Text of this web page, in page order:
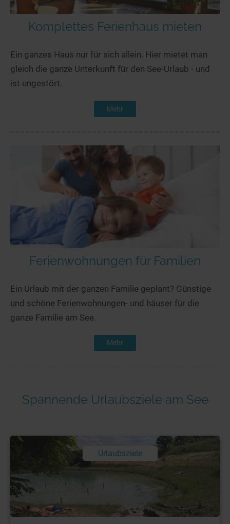
Komplettes Ferienhaus mieten
Ein ganzes Haus nur für sich allein. Hier mietet man
gleich die ganze Unterkunft für den See-Urlaub - und
ist ungestört.
Mehr
Ferienwohnungen für Familien
Ein Urlaub mit der ganzen Familie geplant? Günstige
und schöne Ferienwohnungen- und häuser für die
ganze Familie am See.
Mehr
Spannende Urlaubsziele am See
Urlaubsziele
Foto: © Sebastian Höckele